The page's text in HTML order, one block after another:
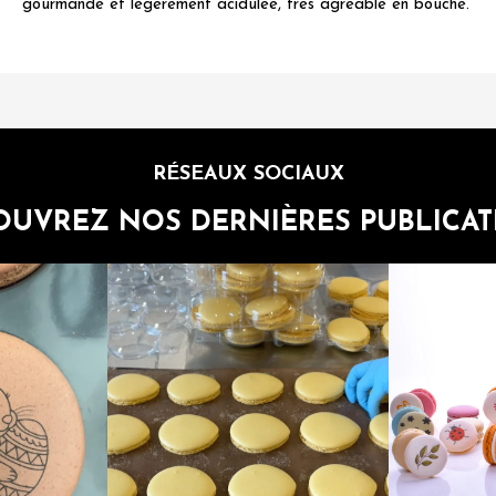
gourmande et légèrement acidulée, très agréable en bouche.”
RÉSEAUX SOCIAUX
NOS DERNIÈRES